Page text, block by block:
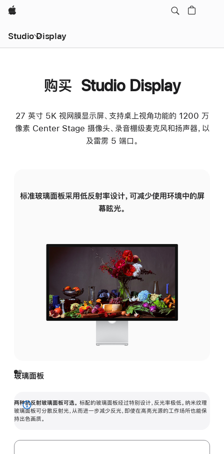
Apple
Studio Display
购买 Studio Display
27 英寸 5K 视网膜显示屏、支持桌上视角功能的 1200 万
像素 Center Stage 摄像头、录音棚级麦克风和扬声器，以
及雷雳 5 端口。
标准玻璃面板采用低反射率设计，可减少使用环境中的屏
幕眩光。
玻璃面板
两种抗反射玻璃面板可选。 标配的玻璃面板经过特别设计，反光率极低。纳米纹理
玻璃面板可分散反射光，从而进一步减少反光，即使在高亮光源的工作场所也能保
持出色画质。
展
开